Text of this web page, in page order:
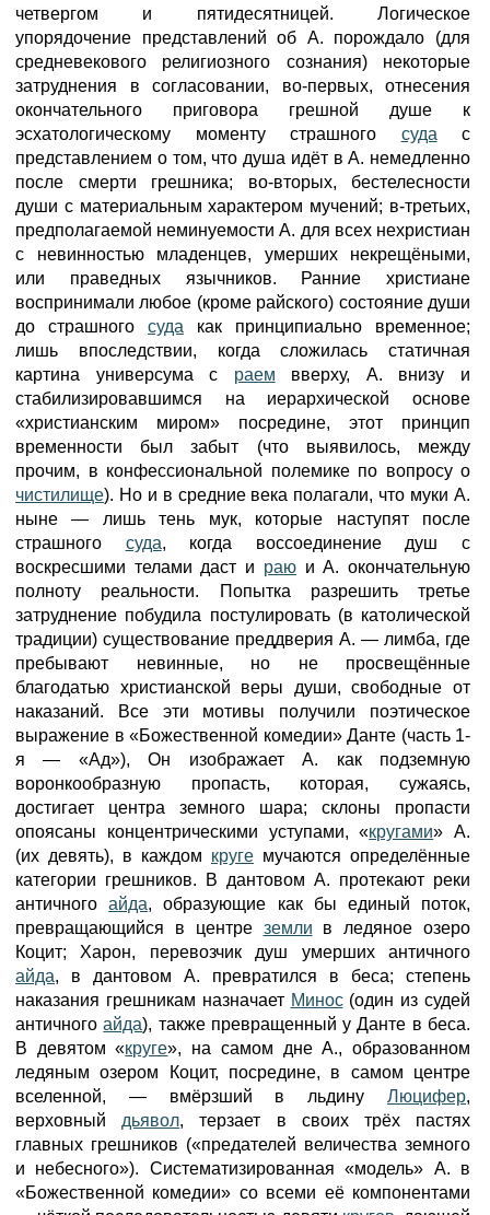
четвергом и пятидесятницей. Логическое
упорядочение представлений об А. порождало (для
средневекового религиозного сознания) некоторые
затруднения в согласовании, во-первых, отнесения
окончательного приговора грешной душе к
эсхатологическому моменту страшного суда с
представлением о том, что душа идёт в А. немедленно
после смерти грешника; во-вторых, бестелесности
души с материальным характером мучений; в-третьих,
предполагаемой неминуемости А. для всех нехристиан
с невинностью младенцев, умерших некрещёными,
или праведных язычников. Ранние христиане
воспринимали любое (кроме райского) состояние души
до страшного суда как принципиально временное;
лишь впоследствии, когда сложилась статичная
картина универсума с раем вверху, А. внизу и
стабилизировавшимся на иерархической основе
«христианским миром» посредине, этот принцип
временности был забыт (что выявилось, между
прочим, в конфессиональной полемике по вопросу о
чистилище). Но и в средние века полагали, что муки А.
ныне — лишь тень мук, которые наступят после
страшного суда, когда воссоединение душ с
воскресшими телами даст и раюи А. окончательную
полноту реальности. Попытка разрешить третье
затруднение побудила постулировать (в католической
традиции) существование преддверия А. — лимба, где
пребывают невинные, но не просвещённые
благодатью христианской веры души, свободные от
наказаний. Все эти мотивы получили поэтическое
выражение в «Божественной комедии» Данте (часть 1-
я — «Ад»), Он изображает А. как подземную
воронкообразную пропасть, которая, сужаясь,
достигает центра земного шара; склоны пропасти
опоясаны концентрическими уступами, «кругами» А.
(их девять), в каждом круге мучаются определённые
категории грешников. В дантовом А. протекают реки
античногоайда, образующие как бы единый поток,
превращающийся в центре земли в ледяное озеро
Коцит; Харон, перевозчик душ умерших античного
айда, в дантовом А. превратился в беса; степень
наказания грешникам назначает Минос(один из судей
античногоайда), также превращенный у Данте в беса.
В девятом «круге», на самом дне А., образованном
ледяным озером Коцит, посредине, в самом центре
вселенной, — вмёрзший в льдину Люцифер,
верховный дьявол, терзает в своих трёх пастях
главных грешников («предателей величества земного
и небесного»). Систематизированная «модель» А. в
«Божественной комедии» со всеми её компонентами